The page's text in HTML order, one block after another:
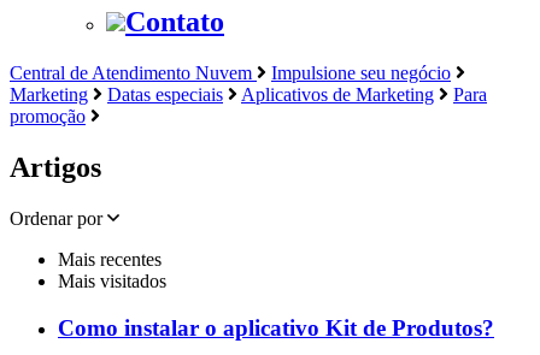
Contato
Central de Atendimento Nuvem
Impulsione seu negócio
Marketing
Datas especiais Aplicativos de Marketing
Para
promoção
Artigos
Ordenar por
Mais recentes
Mais visitados
Como instalar o aplicativo Kit de Produtos?